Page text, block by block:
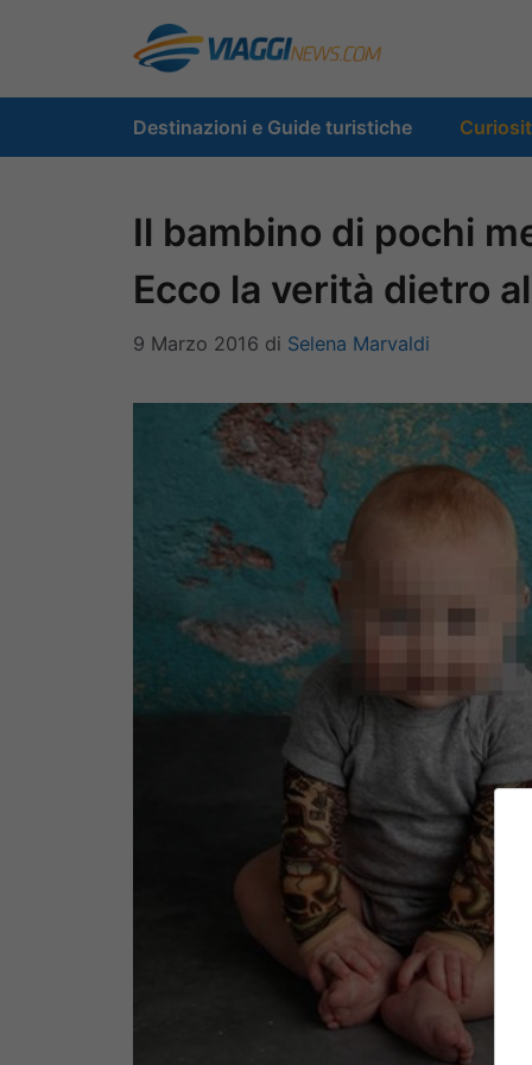
contenuto
Destinazioni e Guide turistiche
Il bambino di pochi
Ecco la verità dietro
9 Marzo 2016 di Selena Marvaldi